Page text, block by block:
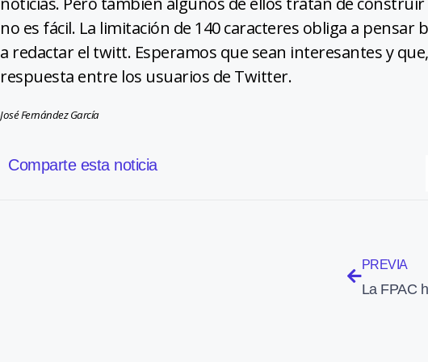
no es fácil. La limitación de 140 caracteres obliga a pensar
a redactar el twitt. Esperamos que sean interesantes y
respuesta entre los usuarios de Twitter.
José Fernández García
Comparte esta noticia
PREVIA